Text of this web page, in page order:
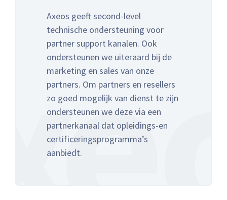
Axeos geeft second-level
technische ondersteuning voor
partner support kanalen. Ook
ondersteunen we uiteraard bij de
marketing en sales van onze
partners. Om partners en resellers
zo goed mogelijk van dienst te zijn
ondersteunen we deze via een
partnerkanaal dat opleidings-en
certificeringsprogramma’s
aanbiedt.